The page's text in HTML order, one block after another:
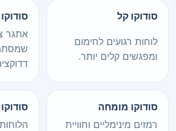
סודוקו קל
לוחות רגועים לחימום
ומפגשים קלים יותר.
אתגר
סודוקו מומחה
רמזים מינימליים וחוויית